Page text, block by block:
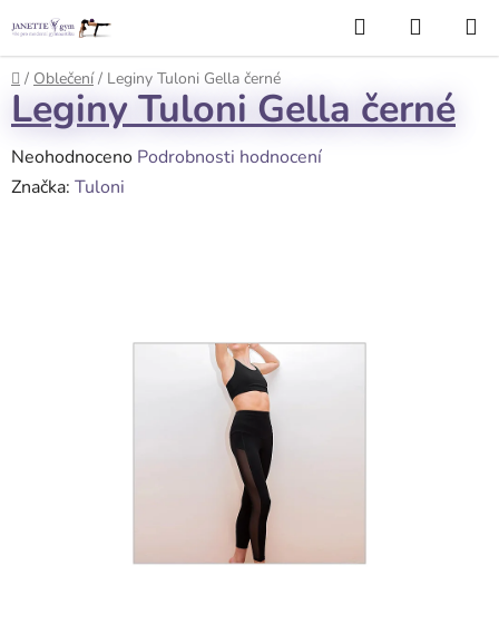
na
obsah
Hledat
KOŠÍK
Domů
/ Oblečení / Leginy Tuloni Gella černé
Leginy Tuloni Gella černé
Průměrné
hodnocení
Neohodnoceno Podrobnosti hodnocení
Značka: Tuloni